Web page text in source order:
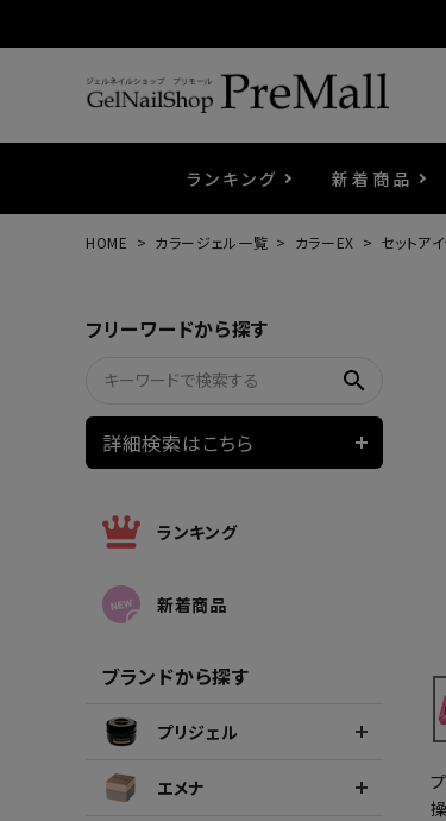
ランキング 新着商品
ウェービージェル
ネイルマシン
HOME カラージェル一覧 カラーEX セットア
フリーワードから探す
search
詳細検索はこちら
ランキング
新着商品
ブランドから探す
プリジェル
エメナ